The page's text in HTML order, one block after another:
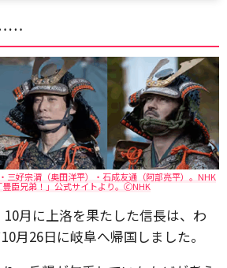
三好宗渭（奥田洋平）・石成友通（阿部亮平）。NHK
豊臣兄弟！」公式サイトより。🄫NHK
月に上洛を果たした信長は、わ
月26日に岐阜へ帰国しました。